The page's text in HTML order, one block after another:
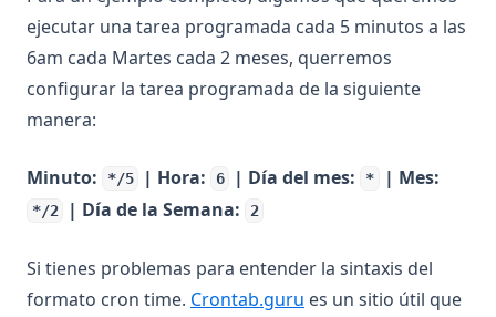
ejecutar una tarea programada cada 5 minutos a las
6am cada Martes cada 2 meses, querremos
configurar la tarea programada de la siguiente
manera:
Minuto: */5 | Hora: 6 | Día del mes: * | Mes:
*/2 | Día de la Semana: 2
Si tienes problemas para entender la sintaxis del
formato cron time. Crontab.guru (opens in a new tab)
es un sitio útil que